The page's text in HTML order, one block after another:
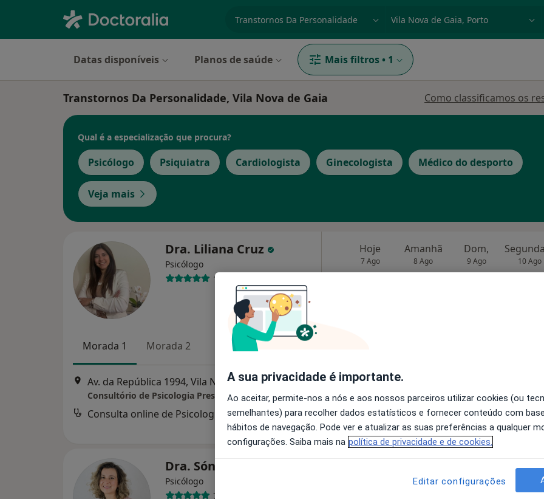
Datas disponíveis Planos de saúde Mais filtros • 1
Transtornos Da Personalidade, Vila Nova de Gaia Como classificamos os
Qual é a especialização que procura?
Psicólogo Psiquiatra Cardiologista Ginecologista Médico do desporto
Veja mais
Dra. Liliana Cruz
Psicólogo
18 opiniões
Morada 1 Morada 2
Av. da República 1994, Vila Nova de Gaia • Mapa
Consultório de Psicologia Presencial - Online - Vila Nova de Gaia e Porto
Consulta online de Psicologia 50 €
Hoje
7 Ago
Amanhã
8 Ago
Dom,
9 Ago 10 Ago
Dra. Sónia Cabral
Psicólogo
72 opiniões
8 Ago 9 Ago
A sua privacidade é importante.
Ao aceitar, permite-nos a nós e aos nossos parceiros utilizar cookies (ou
semelhantes) para recolher dados estatísticos e fornecer conteúdo com
hábitos de navegação. Pode ver e atualizar as suas preferências a qualquer
configurações. Saiba mais na política de privacidade e de cookies.
Editar configurações